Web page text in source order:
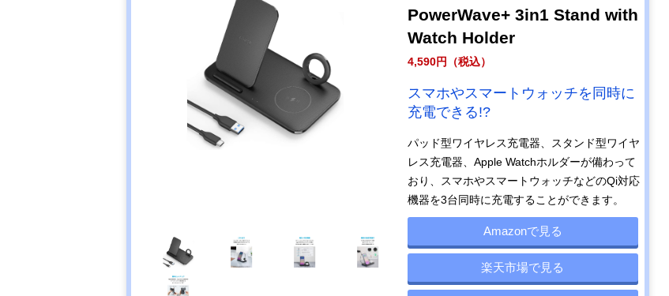
PowerWave+ 3in1 Stand with
Watch Holder
4,590円（税込）
スマホやスマートウォッチを同時に
充電できる!?
パッド型ワイヤレス充電器、スタンド型ワイヤ
レス充電器、Apple Watchホルダーが備わって
おり、スマホやスマートウォッチなどのQi対応
機器を3台同時に充電することができます。
Amazonで見る
楽天市場で見る